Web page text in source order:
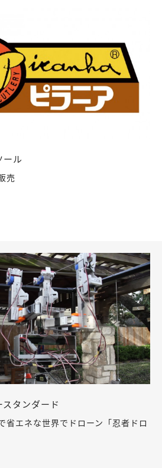
ール
売
タンダード
省エネな世界でドローン「忍者ドロ